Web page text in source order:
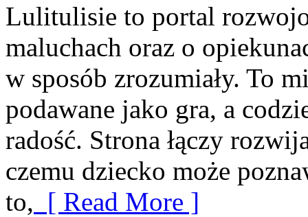
Lulitulisie to portal
maluchach oraz o
w sposób zrozumiały. To
podawane jako gra, a
radość. Strona łączy
czemu dziecko może
to, [ Read More ]